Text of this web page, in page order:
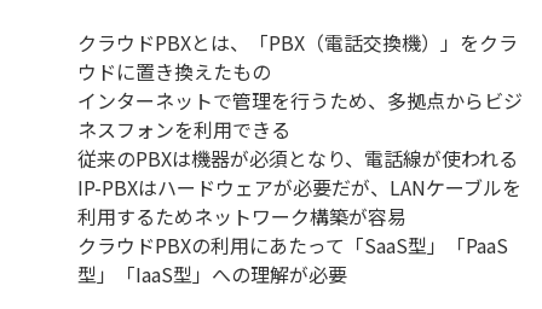
クラウドPBXとは、「PBX（電話交換機）」をクラ
ウドに置き換えたもの
インターネットで管理を行うため、多拠点からビジ
ネスフォンを利用できる
従来のPBXは機器が必須となり、電話線が使われる
IP-PBXはハードウェアが必要だが、LANケーブルを
利用するためネットワーク構築が容易
クラウドPBXの利用にあたって「SaaS型」「PaaS
型」「IaaS型」への理解が必要